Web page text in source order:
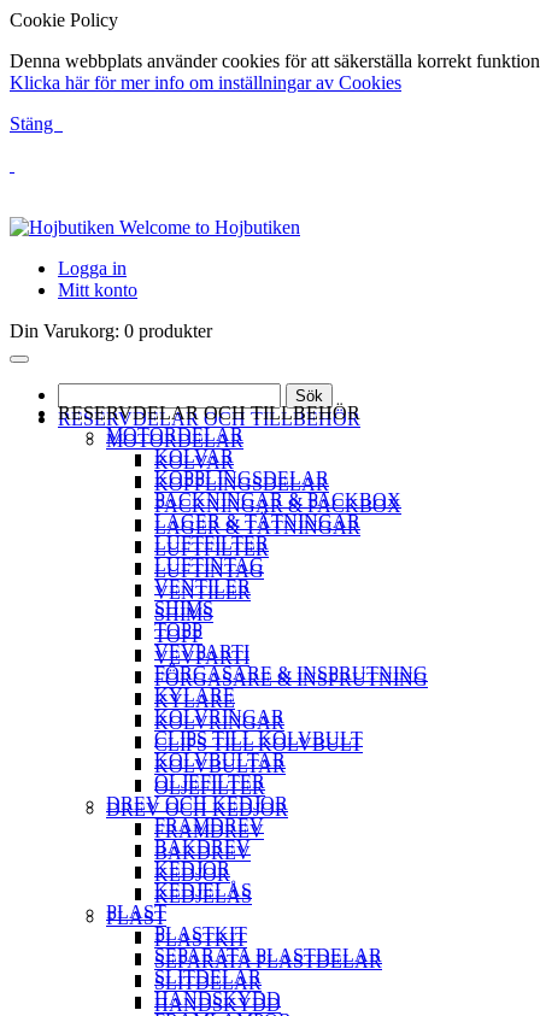
Cookie Policy
Denna webbplats använder cookies för att säkerställa korrekt
Klicka här för mer info om inställningar av Cookies
Stäng
Welcome to Hojbutiken
Logga in
Mitt konto
Din Varukorg: 0 produkter
Sök
RESERVDELAR OCH TILLBEHÖR
MOTORDELAR
KOLVAR
KOPPLINGSDELAR
PACKNINGAR & PACKBOX
LAGER & TÄTNINGAR
LUFTFILTER
LUFTINTAG
VENTILER
SHIMS
TOPP
VEVPARTI
FÖRGASARE & INSPRUTNING
KYLARE
KOLVRINGAR
CLIPS TILL KOLVBULT
KOLVBULTAR
OLJEFILTER
DREV OCH KEDJOR
FRAMDREV
BAKDREV
KEDJOR
KEDJELÅS
PLAST
PLASTKIT
SEPARATA PLASTDELAR
SLITDELAR
HANDSKYDD
RESERVDELAR OCH TILLBEHÖR
MOTORDELAR
KOLVAR
KOPPLINGSDELAR
PACKNINGAR & PACKBOX
LAGER & TÄTNINGAR
LUFTFILTER
LUFTINTAG
VENTILER
SHIMS
TOPP
VEVPARTI
FÖRGASARE & INSPRUTNING
KYLARE
KOLVRINGAR
CLIPS TILL KOLVBULT
KOLVBULTAR
OLJEFILTER
DREV OCH KEDJOR
FRAMDREV
BAKDREV
KEDJOR
KEDJELÅS
PLAST
PLASTKIT
SEPARATA PLASTDELAR
SLITDELAR
HANDSKYDD